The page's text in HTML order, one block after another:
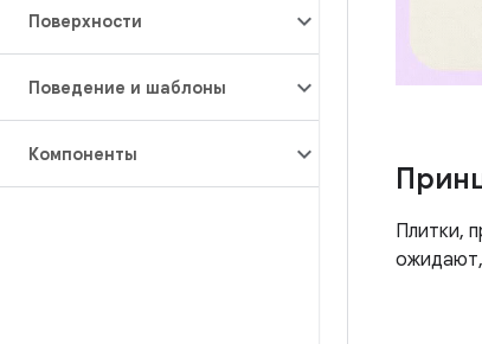
Поверхности
Поведение и шаблоны
Компоненты
Плитки,
ожидают,